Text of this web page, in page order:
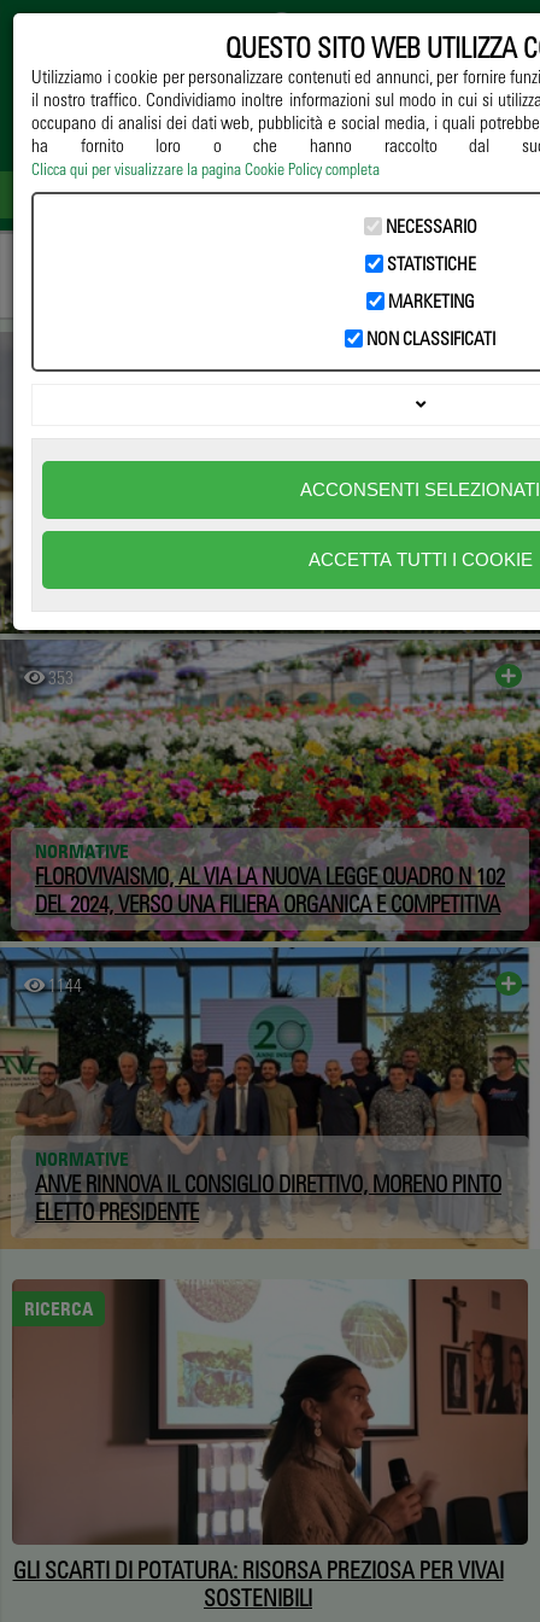
551
COLTIVAZIONE
LE ORCHIDEE SPONTANEE, DAL MITO DI ORCHIS A
RISORSA PER IL VERDE URBANO
353
NORMATIVE
FLOROVIVAISMO, AL VIA LA NUOVA LEGGE QUADRO N 102
DEL 2024, VERSO UNA FILIERA ORGANICA E COMPETITIVA
1144
NORMATIVE
ANVE RINNOVA IL CONSIGLIO DIRETTIVO, MORENO PINTO
ELETTO PRESIDENTE
RICERCA
GLI SCARTI DI POTATURA: RISORSA PREZIOSA PER VIVAI
SOSTENIBILI
QUESTO SITO WEB UTILIZZA
Utilizziamo i cookie per personalizzare contenuti ed annunci, per fornire
il nostro traffico. Condividiamo inoltre informazioni sul modo in cui si
occupano di analisi dei dati web, pubblicità e social media, i quali
ha fornito loro o che hanno raccolto dal
Clicca qui per visualizzare la pagina Cookie Policy completa
NECESSARIO
STATISTICHE
MARKETING
NON CLASSIFICATI
ACCONSENTI SELEZIONATI
ACCETTA TUTTI I COOKIE